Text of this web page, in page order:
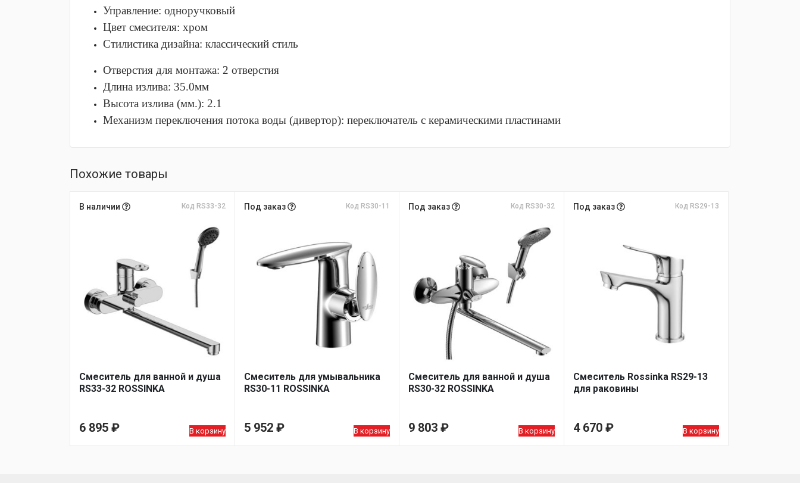
Управление: одноручковый
Цвет смесителя: хром
Стилистика дизайна: классический стиль
Отверстия для монтажа: 2 отверстия
Длина излива: 35.0мм
Высота излива (мм.): 2.1
Механизм переключения потока воды (дивертор): переключатель с керамическими пластинами
Похожие товары
В наличии Код RS33-32
Смеситель для ванной и душа
RS33-32 ROSSINKA
6 895 ₽ В корзину
Под заказ Код RS30-11
Смеситель для умывальника
RS30-11 ROSSINKA
5 952 ₽ В корзину
Под заказ Код RS30-32
Смеситель для ванной и душа
RS30-32 ROSSINKA
9 803 ₽ В корзину
Под заказ Код RS29-13
Смеситель Rossinka RS29-13
для раковины
4 670 ₽ В корзину